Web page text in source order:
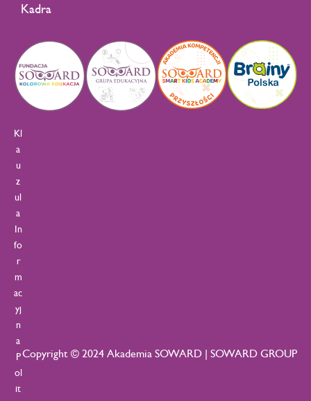
Kadra
Copyright © 2024 Akademia SOWARD | SOWARD GROUP
Kl
a
u
z
ul
a
In
fo
r
m
ac
yj
n
a
P
ol
it